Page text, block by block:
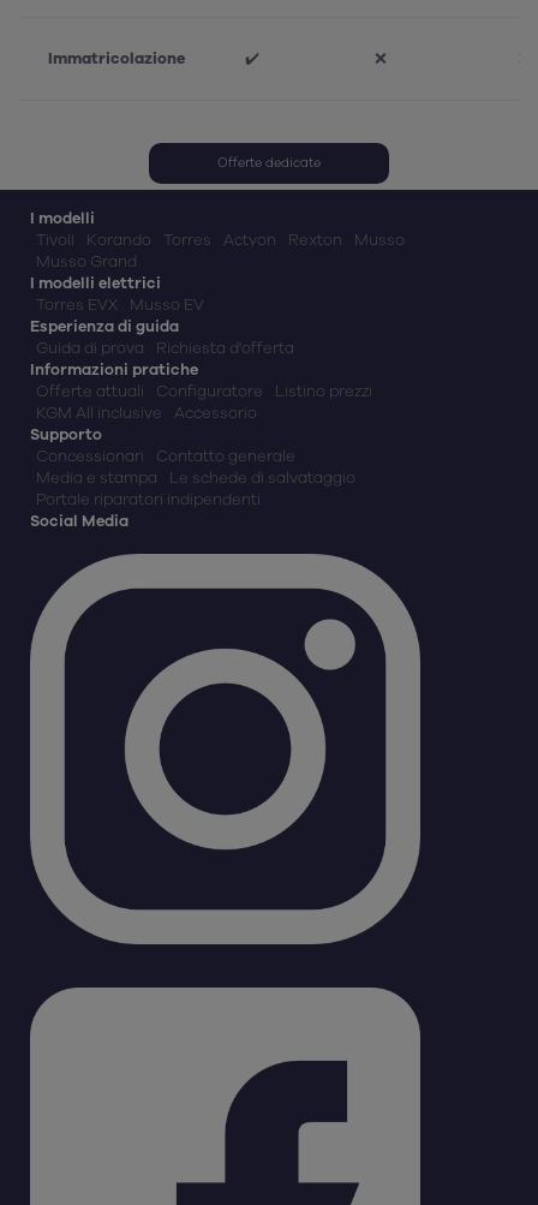
Immatricolazione ✔️ ❌
Offerte dedicate
I modelli
Tivoli
Korando Torres Actyon Rexton
Musso
Musso Grand
I modelli elettrici
Torres EVX
Musso EV
Esperienza di guida
Guida di prova
Richiesta d'offerta
Informazioni pratiche
Offerte attuali
Configuratore
Listino prezzi
KGM All inclusive
Accessorio
Supporto
Concessionari
Contatto generale
Media e stampa
Le schede di salvataggio
Portale riparatori indipendenti
Social Media